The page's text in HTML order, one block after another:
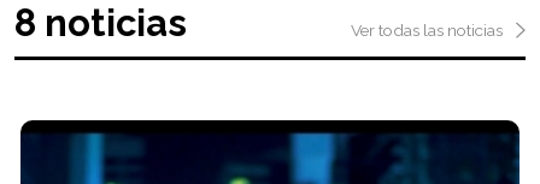
8 noticias Ver todas las noticias